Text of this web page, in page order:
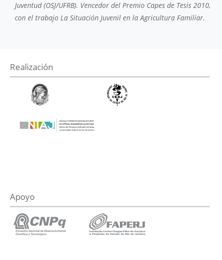
Juventud (OSJ/UFRB). Vencedor del Premio Capes de Tesis 2010,
con el trabajo La Situación Juvenil en la Agricultura Familiar.
Realización
Apoyo